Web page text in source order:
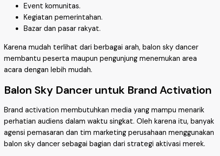
Event komunitas.
Kegiatan pemerintahan.
Bazar dan pasar rakyat.
Karena mudah terlihat dari berbagai arah, balon sky dancer
membantu peserta maupun pengunjung menemukan area
acara dengan lebih mudah.
Balon Sky Dancer untuk Brand Activation
Brand activation membutuhkan media yang mampu menarik
perhatian audiens dalam waktu singkat. Oleh karena itu, banyak
agensi pemasaran dan tim marketing perusahaan menggunakan
balon sky dancer sebagai bagian dari strategi aktivasi merek.